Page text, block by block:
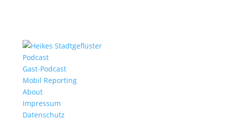
Podcast
Gast-Podcast
Mobil Reporting
About
Impressum
Datenschutz